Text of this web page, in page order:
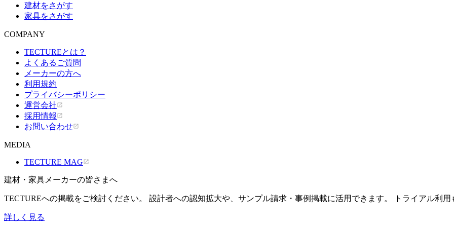
建材をさがす
家具をさがす
COMPANY
TECTUREとは？
よくあるご質問
メーカーの方へ
利用規約
プライバシーポリシー
運営会社
採用情報
お問い合わせ
MEDIA
TECTURE MAG
建材・家具メーカーの皆さまへ
TECTUREへの掲載をご検討ください。 設計者への認知拡大や、サンプル請求・事例掲載に活用できます。 トライアル利用
詳しく見る